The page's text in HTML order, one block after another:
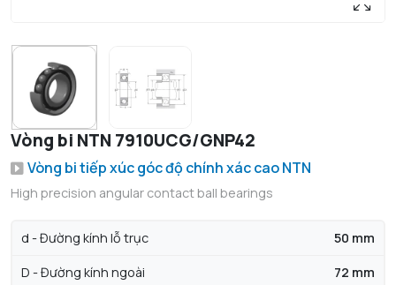
Vòng bi NTN 7910UCG/GNP42
Vòng bi tiếp xúc góc độ chính xác cao NTN
High precision angular contact ball bearings
d - Đường kính lỗ trục 50 mm
D - Đường kính ngoài 72 mm